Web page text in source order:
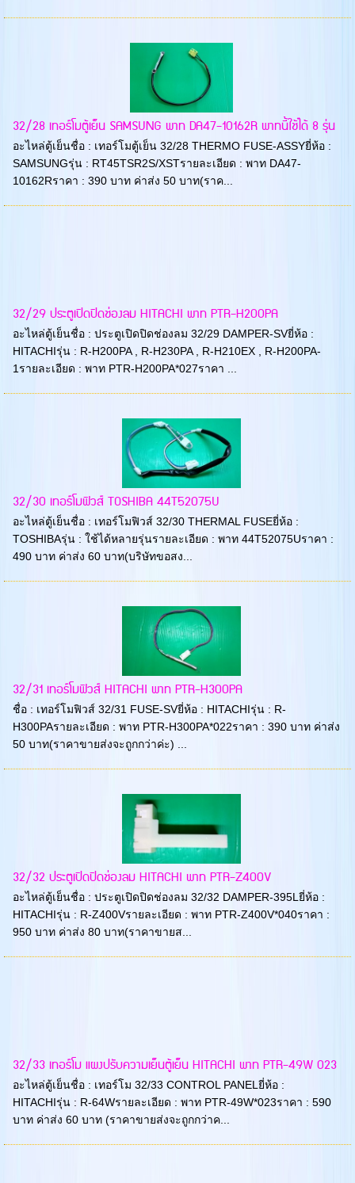
32/28 เทอร์โมตู้เย็น SAMSUNG พาท DA47-10162R พาทนี้ใช้ได้ 8 รุ่น
อะไหล่ตู้เย็นชื่อ : เทอร์โมตู้เย็น 32/28 THERMO FUSE-ASSYยี่ห้อ :
SAMSUNGรุ่น : RT45TSR2S/XSTรายละเอียด : พาท DA47-
10162Rราคา : 390 บาท ค่าส่ง 50 บาท(ราค...
32/29 ประตูเปิดปิดช่องลม HITACHI พาท PTR-H200PA
อะไหล่ตู้เย็นชื่อ : ประตูเปิดปิดช่องลม 32/29 DAMPER-SVยี่ห้อ :
HITACHIรุ่น : R-H200PA , R-H230PA , R-H210EX , R-H200PA-
1รายละเอียด : พาท PTR-H200PA*027ราคา ...
32/30 เทอร์โมฟิวส์ TOSHIBA 44T52075U
อะไหล่ตู้เย็นชื่อ : เทอร์โมฟิวส์ 32/30 THERMAL FUSEยี่ห้อ :
TOSHIBAรุ่น : ใช้ได้หลายรุ่นรายละเอียด : พาท 44T52075Uราคา :
490 บาท ค่าส่ง 60 บาท(บริษัทขอสง...
32/31 เทอร์โมฟิวส์ HITACHI พาท PTR-H300PA
ชื่อ : เทอร์โมฟิวส์ 32/31 FUSE-SVยี่ห้อ : HITACHIรุ่น : R-
H300PAรายละเอียด : พาท PTR-H300PA*022ราคา : 390 บาท ค่าส่ง
50 บาท(ราคาขายส่งจะถูกกว่าค่ะ) ...
32/32 ประตูเปิดปิดช่องลม HITACHI พาท PTR-Z400V
อะไหล่ตู้เย็นชื่อ : ประตูเปิดปิดช่องลม 32/32 DAMPER-395Lยี่ห้อ :
HITACHIรุ่น : R-Z400Vรายละเอียด : พาท PTR-Z400V*040ราคา :
950 บาท ค่าส่ง 80 บาท(ราคาขายส...
32/33 เทอร์โม แผงปรับความเย็นตู้เย็น HITACHI พาท PTR-49W 023
อะไหล่ตู้เย็นชื่อ : เทอร์โม 32/33 CONTROL PANELยี่ห้อ :
HITACHIรุ่น : R-64Wรายละเอียด : พาท PTR-49W*023ราคา : 590
บาท ค่าส่ง 60 บาท (ราคาขายส่งจะถูกกว่าค...